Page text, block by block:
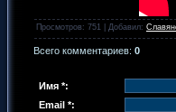
Просмотров: 751 | Добавил:
Всего комментариев: 0
Имя *:
Email *: